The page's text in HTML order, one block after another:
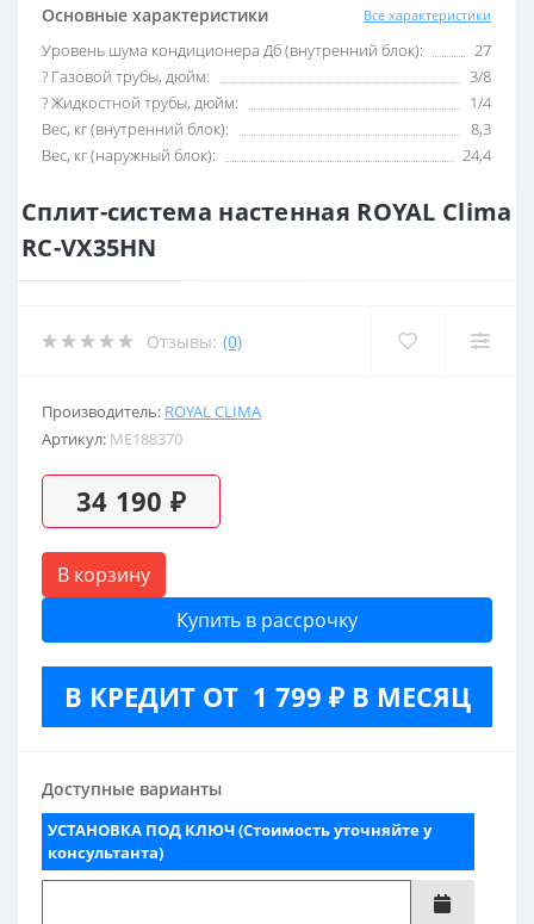
Основные характеристики Все характеристики
Уровень шума кондиционера Дб (внутренний блок):
27
? Газовой трубы, дюйм:
3/8
? Жидкостной трубы, дюйм:
1/4
Вес, кг (внутренний блок):
8,3
Вес, кг (наружный блок):
24,4
Сплит-система настенная ROYAL Clima
RC-VX35HN
Отзывы: (0)
Производитель: ROYAL CLIMA
Артикул: ME188370
34 190 ₽
В корзину
Купить в рассрочку
В КРЕДИТ ОТ 1 799 ₽ В МЕСЯЦ
Доступные варианты
УСТАНОВКА ПОД КЛЮЧ (Стоимость уточняйте у
консультанта)